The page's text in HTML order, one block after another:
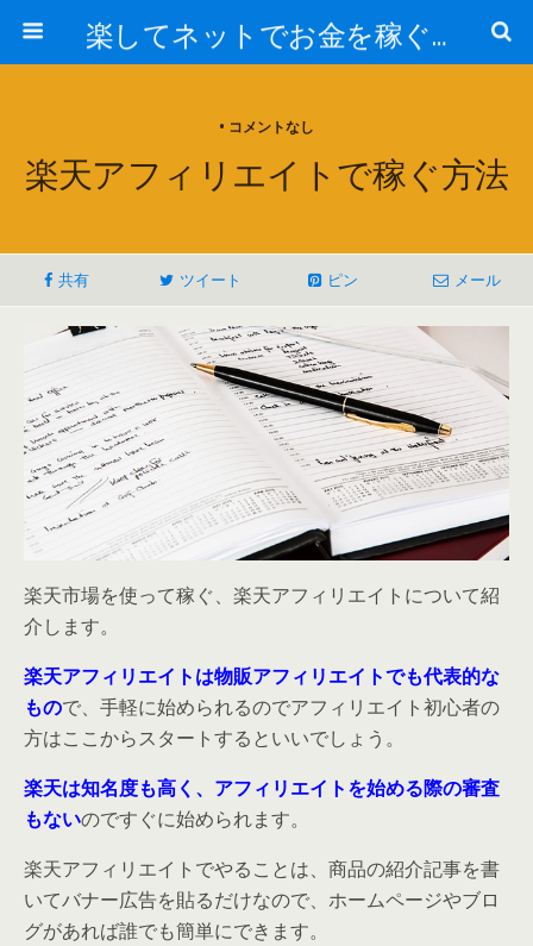
楽してネットでお金を稼ぐ方法
• コメントなし
楽天アフィリエイトで稼ぐ方法
共有 ツイート ピン メール
楽天市場を使って稼ぐ、楽天アフィリエイトについて紹
介します。
楽天アフィリエイトは物販アフィリエイトでも代表的な
もので、手軽に始められるのでアフィリエイト初心者の
方はここからスタートするといいでしょう。
楽天は知名度も高く、アフィリエイトを始める際の審査
もないのですぐに始められます。
楽天アフィリエイトでやることは、商品の紹介記事を書
いてバナー広告を貼るだけなので、ホームページやブロ
グがあれば誰でも簡単にできます。